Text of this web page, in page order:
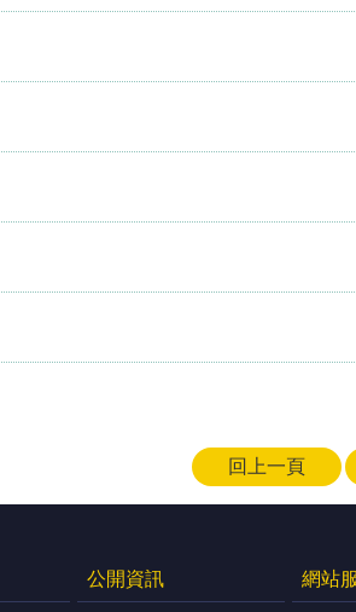
回上一頁
公開資訊 網站